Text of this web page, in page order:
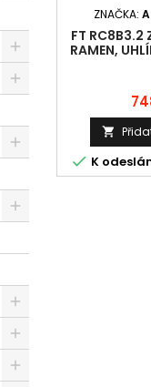
ZNAČKA:
FT RC8B3.2
RAMEN,

 K